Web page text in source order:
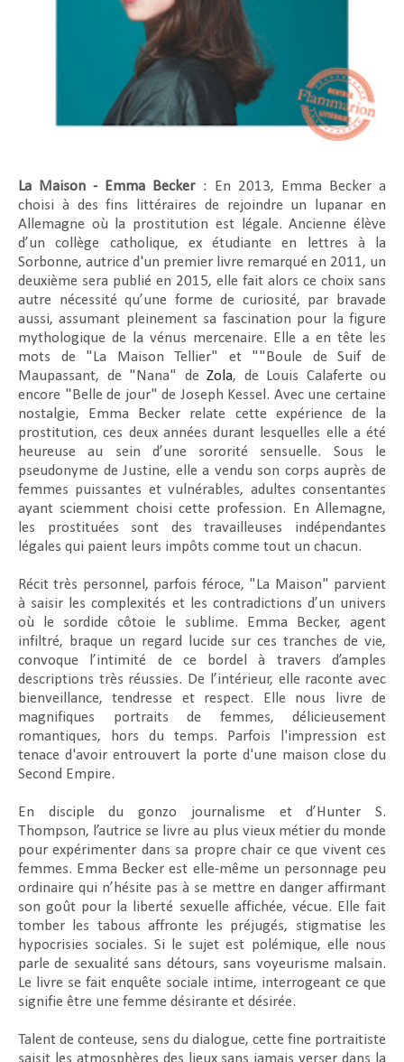
La Maison - Emma Becker : En 2013, Emma Becker a
choisi à des fins littéraires de rejoindre un lupanar en
Allemagne où la prostitution est légale. Ancienne élève
d’un collège catholique, ex étudiante en lettres à la
Sorbonne, autrice d'un premier livre remarqué en 2011, un
deuxième sera publié en 2015, elle fait alors ce choix sans
autre nécessité qu’une forme de curiosité, par bravade
aussi, assumant pleinement sa fascination pour la figure
mythologique de la vénus mercenaire. Elle a en tête les
mots de "La Maison Tellier" et ""Boule de Suif de
Maupassant, de "Nana" de Zola, de Louis Calaferte ou
encore "Belle de jour" de Joseph Kessel. Avec une certaine
nostalgie, Emma Becker relate cette expérience de la
prostitution, ces deux années durant lesquelles elle a été
heureuse au sein d’une sororité sensuelle. Sous le
pseudonyme de Justine, elle a vendu son corps auprès de
femmes puissantes et vulnérables, adultes consentantes
ayant sciemment choisi cette profession. En Allemagne,
les prostituées sont des travailleuses indépendantes
légales qui paient leurs impôts comme tout un chacun.
Récit très personnel, parfois féroce, " La Maison" parvient
à saisir les complexités et les contradictions d’un univers
où le sordide côtoie le sublime. Emma Becker, agent
infiltré, braque un regard lucide sur ces tranches de vie,
convoque l’intimité de ce bordel à travers d’amples
descriptions très réussies. De l’intérieur, elle raconte avec
bienveillance, tendresse et respect. Elle nous livre de
magnifiques portraits de femmes, délicieusement
romantiques, hors du temps. Parfois l'impression est
tenace d'avoir entrouvert la porte d'une maison close du
Second Empire.
En disciple du gonzo journalisme et d’Hunter S.
Thompson, l’autrice se livre au plus vieux métier du monde
pour expérimenter dans sa propre chair ce que vivent ces
femmes. Emma Becker est elle-même un personnage peu
ordinaire qui n’hésite pas à se mettre en danger affirmant
son goût pour la liberté sexuelle affichée, vécue. Elle fait
tomber les tabous affronte les préjugés, stigmatise les
hypocrisies sociales. Si le sujet est polémique, elle nous
parle de sexualité sans détours, sans voyeurisme malsain.
Le livre se fait enquête sociale intime, interrogeant ce que
signifie être une femme désirante et désirée.
Talent de conteuse, sens du dialogue, cette fine portraitiste
saisit les atmosphères des lieux sans jamais verser dans la